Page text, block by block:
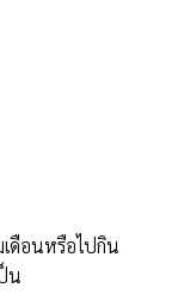
นหรือไปกิน
น